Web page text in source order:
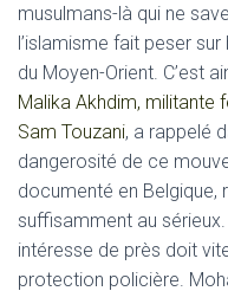
musulmans-là qui ne
l’islamisme fait peser
du Moyen-Orient. C’est
Malika Akhdim, militante
Sam Touzani, a rappelé
dangerosité de ce
documenté en Belgique,
suffisamment au
intéresse de près doit
protection policière.